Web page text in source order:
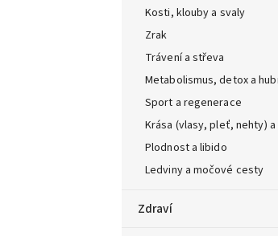
Kosti, klouby a svaly
Zrak
Trávení a střeva
Metabolismus, detox a
Sport a regenerace
Krása (vlasy, pleť, nehty)
Plodnost a libido
Ledviny a močové cesty
Zdraví